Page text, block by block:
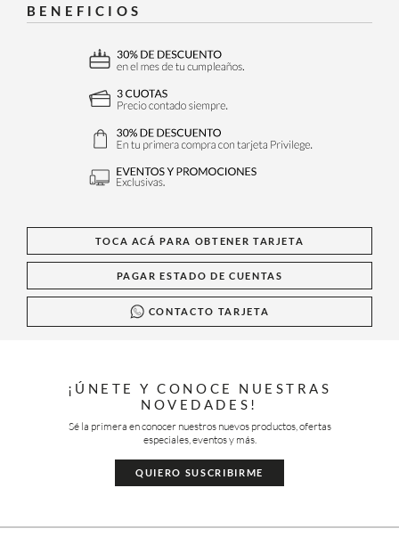
BENEFICIOS
TOCA ACÁ PARA OBTENER TARJETA
PAGAR ESTADO DE CUENTAS
CONTACTO TARJETA
¡ÚNETE Y CONOCE NUESTRAS
NOVEDADES!
Sé la primera en conocer nuestros nuevos productos, ofertas
especiales, eventos y más.
QUIERO SUSCRIBIRME